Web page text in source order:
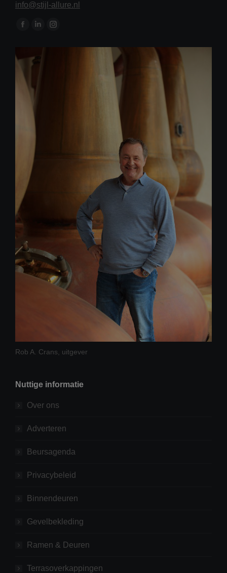
info@stijl-allure.nl
Vind ons op:
Facebook
opens
new
LinkedinInstagram
Rob A. Crans, uitgever
Nuttige informatie
Over ons
Adverteren
Beursagenda
Privacybeleid
Binnendeuren
Gevelbekleding
Ramen & Deuren
Terrasoverkappingen